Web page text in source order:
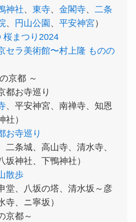
神社、東寺、金閣寺、二条
、 円山公園 、平安神宮 ）
桜まつり2024
セラ美術館〜村上隆 ものの
の京都 ～
都お寺巡り
、平安神宮、南禅寺、知恩
社）
お寺巡り
二条城、高山寺、清水寺、
坂神社、下鴨神社）
散歩
堂、八坂の塔、清水坂～彦
寺、ニ寧坂）
京都～